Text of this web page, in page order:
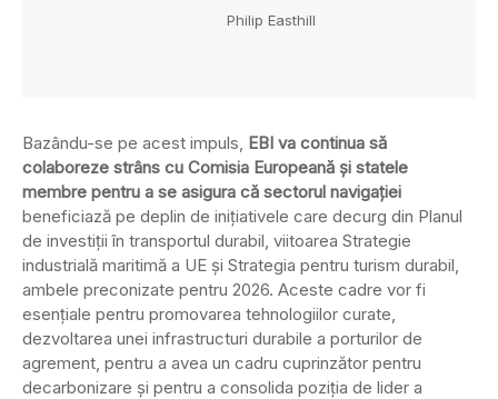
Philip Easthill
Bazându-se pe acest impuls, EBI va continua să
colaboreze strâns cu Comisia Europeană și statele
membre pentru a se asigura că sectorul navigației
beneficiază pe deplin de inițiativele care decurg din Planul
de investiții în transportul durabil, viitoarea Strategie
industrială maritimă a UE și Strategia pentru turism durabil,
ambele preconizate pentru 2026. Aceste cadre vor fi
esențiale pentru promovarea tehnologiilor curate,
dezvoltarea unei infrastructuri durabile a porturilor de
agrement, pentru a avea un cadru cuprinzător pentru
decarbonizare și pentru a consolida poziția de lider a